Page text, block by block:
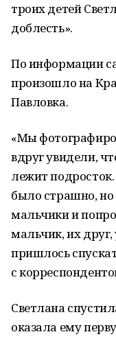
троих детей
доблесть».
По информации
произошло на
Павловка.
«Мы
вдруг увидели,
лежит
было страшно,
мальчики и
мальчик, их
пришлось
с
Светлана
оказала ему